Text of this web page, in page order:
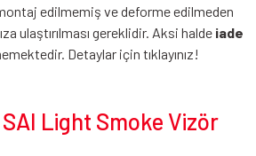
edilmemiş ve deforme edilmeden
ulaştırılması gereklidir. Aksi halde iade
Detaylar için tıklayınız!
SAI Light Smoke Vizör